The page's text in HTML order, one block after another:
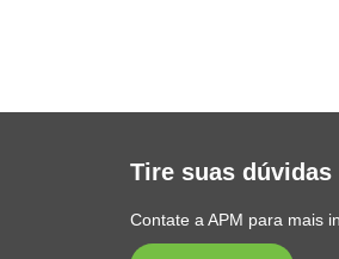
Tire suas dúvidas
Contate a APM para mais